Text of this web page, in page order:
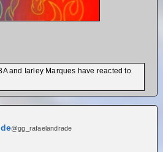
and Iarley Marques have reacted to
@gg_rafaelandrade